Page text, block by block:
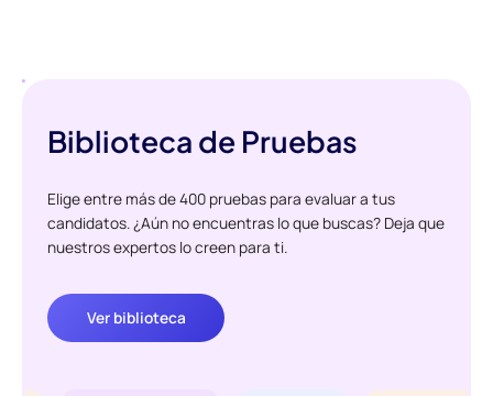
Biblioteca de Pruebas
Elige entre más de 400 pruebas para evaluar a tus
candidatos. ¿Aún no encuentras lo que buscas? Deja que
nuestros expertos lo creen para ti.
Ver biblioteca